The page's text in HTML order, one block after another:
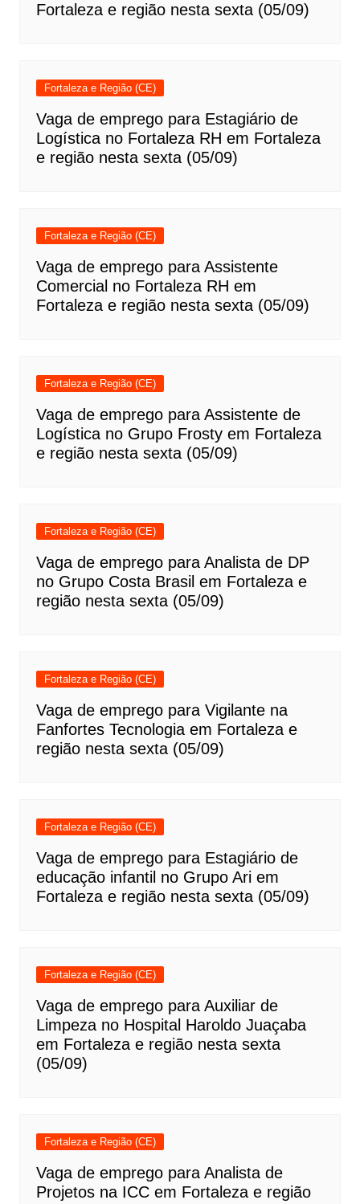
Fortaleza e região nesta sexta (05/09)
Fortaleza e Região (CE)
Vaga de emprego para Estagiário de
Logística no Fortaleza RH em Fortaleza
e região nesta sexta (05/09)
Fortaleza e Região (CE)
Vaga de emprego para Assistente
Comercial no Fortaleza RH em
Fortaleza e região nesta sexta (05/09)
Fortaleza e Região (CE)
Vaga de emprego para Assistente de
Logística no Grupo Frosty em Fortaleza
e região nesta sexta (05/09)
Fortaleza e Região (CE)
Vaga de emprego para Analista de DP
no Grupo Costa Brasil em Fortaleza e
região nesta sexta (05/09)
Fortaleza e Região (CE)
Vaga de emprego para Vigilante na
Fanfortes Tecnologia em Fortaleza e
região nesta sexta (05/09)
Fortaleza e Região (CE)
Vaga de emprego para Estagiário de
educação infantil no Grupo Ari em
Fortaleza e região nesta sexta (05/09)
Fortaleza e Região (CE)
Vaga de emprego para Auxiliar de
Limpeza no Hospital Haroldo Juaçaba
em Fortaleza e região nesta sexta
(05/09)
Fortaleza e Região (CE)
Vaga de emprego para Analista de
Projetos na ICC em Fortaleza e região